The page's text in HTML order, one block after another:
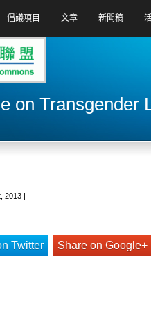
倡議項目 文章 新聞稿
on Transgender
2013 |
Twitter Share on Google+